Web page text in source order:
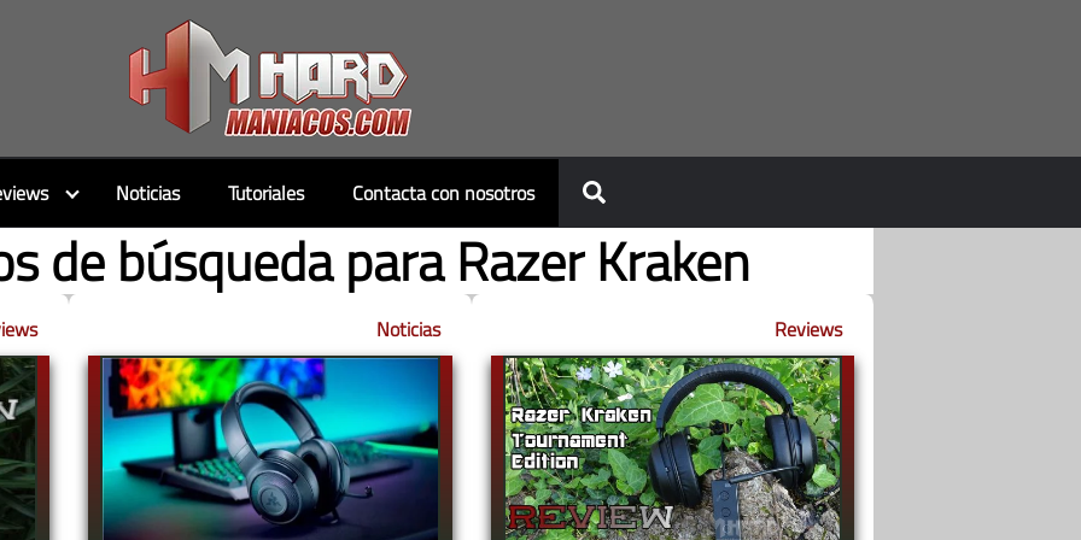
Noticias Tutoriales Contacta con nosotros
de búsqueda para Razer Kraken
Noticias Reviews